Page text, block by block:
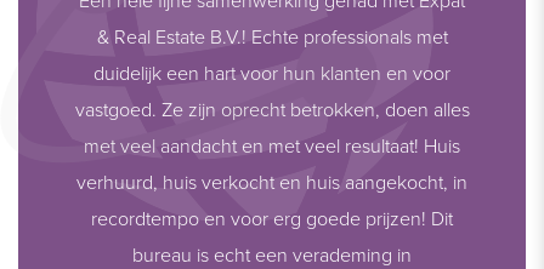
& Real Estate B.V.! Echte professionals met
duidelijk een hart voor hun klanten en voor
vastgoed. Ze zijn oprecht betrokken, doen alles
met veel aandacht en met veel resultaat! Huis
verhuurd, huis verkocht en huis aangekocht, in
recordtempo en voor erg goede prijzen! Dit
bureau is echt een verademing in